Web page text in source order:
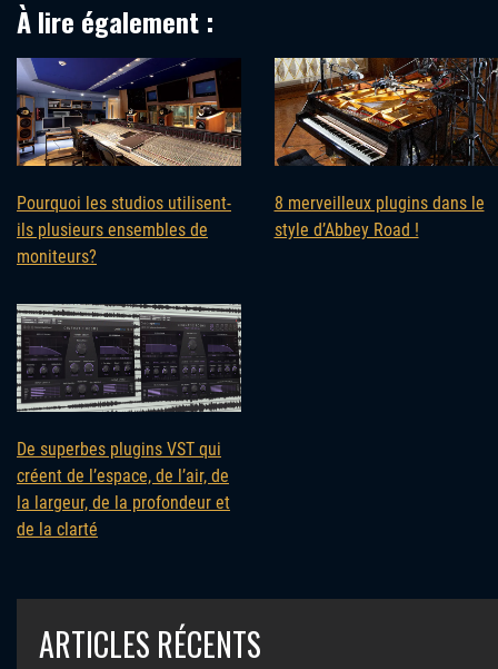
À lire également :
Pourquoi les studios utilisent-
ils plusieurs ensembles de
moniteurs?
8 merveilleux plugins dans le
style d’Abbey Road !
De superbes plugins VST qui
créent de l’espace, de l’air, de
la largeur, de la profondeur et
de la clarté
ARTICLES RÉCENTS